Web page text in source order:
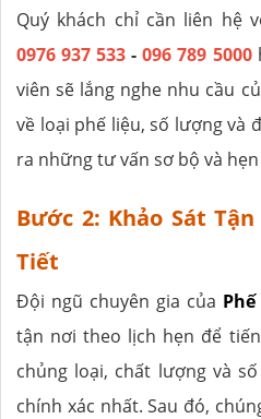
Quý khách chỉ cần liên hệ
0976 937 533- 096 789 5000
viên sẽ lắng nghe nhu cầu
về loại phế liệu, số lượng và
ra những tư vấn sơ bộ và
Bước 2: Khảo Sát
Tiết
Đội ngũ chuyên gia của
tận nơi theo lịch hẹn để
chủng loại, chất lượng và
chính xác nhất. Sau đó,